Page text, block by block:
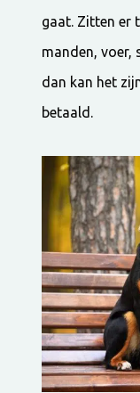
gaat. Zitten er
manden, voer,
dan kan het
betaald.